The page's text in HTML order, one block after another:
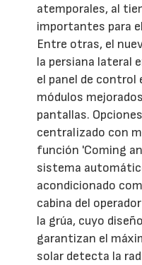
atemporales, al
importantes para
Entre otras, el
la persiana lateral
el panel de
módulos
pantallas.
centralizado con
función 'Coming
sistema
acondicionado
cabina del
la grúa, cuyo
garantizan el
solar detecta la